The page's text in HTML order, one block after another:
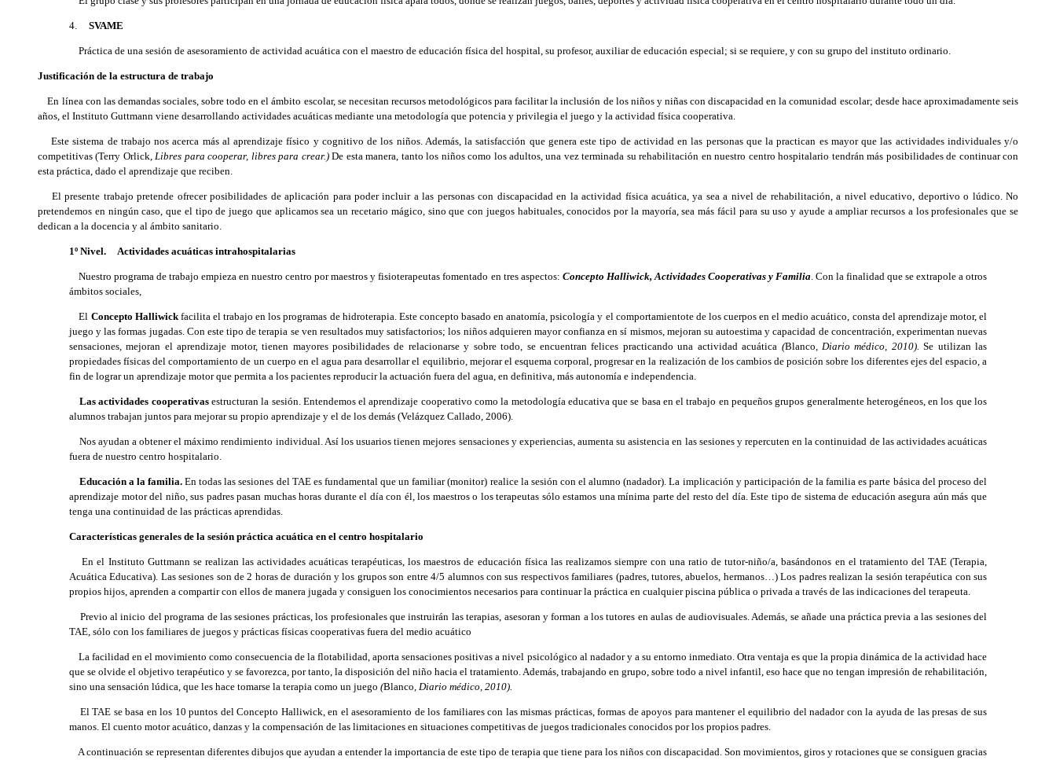
4. SVAME
Práctica de una sesión de asesoramiento de actividad acuática con el maestro de educación física del hospital, su profesor, auxiliar de educación especial; si se requiere, y con su grupo del instituto ordinario.
Justificación de la estructura de trabajo
En línea con las demandas sociales, sobre todo en el ámbito escolar, se necesitan recursos metodológicos para facilitar la inclusión de los niños y niñas con discapacidad en la comunidad escolar; desde hace aproximadamente seis
años, el Instituto Guttmann viene desarrollando actividades acuáticas mediante una metodología que potencia y privilegia el juego y la actividad física cooperativa.
Este sistema de trabajo nos acerca más al aprendizaje físico y cognitivo de los niños. Además, la satisfacción que genera este tipo de actividad en las personas que la practican es mayor que las actividades individuales y/o
competitivas (Terry Orlick,Libres para cooperar, libres para crear.)De esta manera, tanto los niños como los adultos, una vez terminada su rehabilitación en nuestro centro hospitalario tendrán más posibilidades de continuar con
esta práctica, dado el aprendizaje que reciben.
El presente trabajo pretende ofrecer posibilidades de aplicación para poder incluir a las personas con discapacidad en la actividad física acuática, ya sea a nivel de rehabilitación, a nivel educativo, deportivo o lúdico. No
pretendemos en ningún caso, que el tipo de juego que aplicamos sea un recetario mágico, sino que con juegos habituales, conocidos por la mayoría, sea más fácil para su uso y ayude a ampliar recursos a los profesionales que se
dedican a la docencia y al ámbito sanitario.
1º Nivel. Actividades acuáticas intrahospitalarias
Nuestro programa de trabajo empieza en nuestro centro por maestros y fisioterapeutas fomentado en tres aspectos: Concepto Halliwick, Actividades Cooperativas y Familia. Con la finalidad que se extrapole a otros
ámbitos sociales,
El Concepto Halliwickfacilita el trabajo en los programas de hidroterapia. Este concepto basado en anatomía, psicología y el comportamientote de los cuerpos en el medio acuático, consta del aprendizaje motor, el
juego y las formas jugadas. Con este tipo de terapia se ven resultados muy satisfactorios; los niños adquieren mayor confianza en sí mismos, mejoran su autoestima y capacidad de concentración, experimentan nuevas
sensaciones, mejoran el aprendizaje motor, tienen mayores posibilidades de relacionarse y sobre todo, se encuentran felices practicando una actividad acuática (Blanco, Diario médico, 2010). Se utilizan las
propiedades físicas del comportamiento de un cuerpo en el agua para desarrollar el equilibrio, mejorar el esquema corporal, progresar en la realización de los cambios de posición sobre los diferentes ejes del espacio, a
fin de lograr un aprendizaje motor que permita a los pacientes reproducir la actuación fuera del agua, en definitiva, más autonomía e independencia.
Las actividades cooperativasestructuran la sesión. Entendemos el aprendizaje cooperativo como la metodología educativa que se basa en el trabajo en pequeños grupos generalmente heterogéneos, en los que los
alumnos trabajan juntos para mejorar su propio aprendizaje y el de los demás (Velázquez Callado, 2006).
Nos ayudan a obtener el máximo rendimiento individual. Así los usuarios tienen mejores sensaciones y experiencias, aumenta su asistencia en las sesiones y repercuten en la continuidad de las actividades acuáticas
fuera de nuestro centro hospitalario.
Educación a la familia.En todas las sesiones del TAE es fundamental que un familiar (monitor) realice la sesión con el alumno (nadador). La implicación y participación de la familia es parte básica del proceso del
aprendizaje motor del niño, sus padres pasan muchas horas durante el día con él, los maestros o los terapeutas sólo estamos una mínima parte del resto del día. Este tipo de sistema de educación asegura aún más que
tenga una continuidad de las prácticas aprendidas.
Características generales de la sesión práctica acuática en el centro hospitalario
En el Instituto Guttmann se realizan las actividades acuáticas terapéuticas, los maestros de educación física las realizamos siempre con una ratio de tutor-niño/a, basándonos en el tratamiento del TAE (Terapia,
Acuática Educativa). Las sesiones son de 2 horas de duración y los grupos son entre 4/5 alumnos con sus respectivos familiares (padres, tutores, abuelos, hermanos…) Los padres realizan la sesión terapéutica con sus
propios hijos, aprenden a compartir con ellos de manera jugada y consiguen los conocimientos necesarios para continuar la práctica en cualquier piscina pública o privada a través de las indicaciones del terapeuta.
Previo al inicio del programa de las sesiones prácticas, los profesionales que instruirán las terapias, asesoran y forman a los tutores en aulas de audiovisuales. Además, se añade una práctica previa a las sesiones del
TAE, sólo con los familiares de juegos y prácticas físicas cooperativas fuera del medio acuático
La facilidad en el movimiento como consecuencia de la flotabilidad, aporta sensaciones positivas a nivel psicológico al nadador y a su entorno inmediato. Otra ventaja es que la propia dinámica de la actividad hace
que se olvide el objetivo terapéutico y se favorezca, por tanto, la disposición del niño hacia el tratamiento. Además, trabajando en grupo, sobre todo a nivel infantil, eso hace que no tengan impresión de rehabilitación,
sino una sensación lúdica, que les hace tomarse la terapia como un juego (Blanco, Diario médico, 2010).
El TAE se basa en los 10 puntos del Concepto Halliwick, en el asesoramiento de los familiares con las mismas prácticas, formas de apoyos para mantener el equilibrio del nadador con la ayuda de las presas de sus
manos. El cuento motor acuático, danzas y la compensación de las limitaciones en situaciones competitivas de juegos tradicionales conocidos por los propios padres.
A continuación se representan diferentes dibujos que ayudan a entender la importancia de este tipo de terapia que tiene para los niños con discapacidad. Son movimientos, giros y rotaciones que se consiguen gracias